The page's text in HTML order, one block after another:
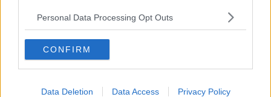
Personal Data Processing Opt Outs
CONFIRM
Data Deletion Data Access Privacy Policy
HORSVERIGE
Ursprungligen postat av
Du blandar ihop mord, våld och sex hej vilt. Mord är en sak,
handlar om just sex, om du inte beställer S/M, där det lär ingå